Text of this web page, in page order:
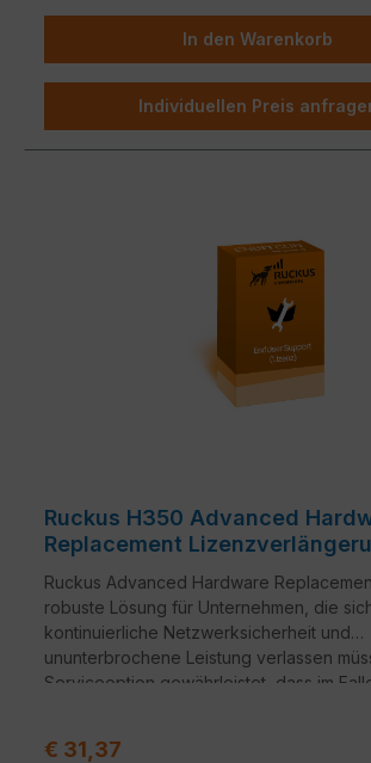
In den Warenkorb
Individuellen Preis
Ruckus H350 Advanced
Replacement
Ruckus Advanced Hardware
robuste Lösung für Unternehmen, die
kontinuierliche Netzwerksicherheit und
ununterbrochene Leistung verlassen
Serviceoption gewährleistet, dass im
Verkaufspreis:
€ 31,37